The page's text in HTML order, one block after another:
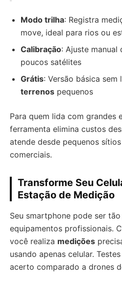
Modo trilha: Registra
move, ideal para rios ou
Calibração: Ajuste manual
poucos satélites
Grátis: Versão básica sem
terrenos pequenos
Para quem lida com grandes
ferramenta elimina custos
atende desde pequenos
comerciais.
Transforme Seu
Estação de Medição
Seu smartphone pode ser
equipamentos profissionais.
você realiza medições
usando apenas celular.
acerto comparado a drones